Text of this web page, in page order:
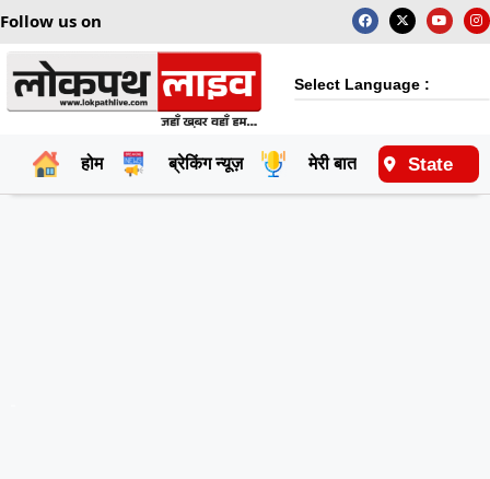
Follow us on
Select Language :
होम ब्रेकिंग न्यूज़ मेरी बात राष्ट्रीय
State